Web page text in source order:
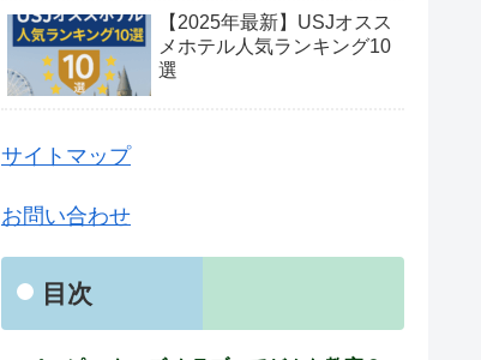
【2025年最新】USJオスス
メホテル人気ランキング10
選
サイトマップ
お問い合わせ
目次